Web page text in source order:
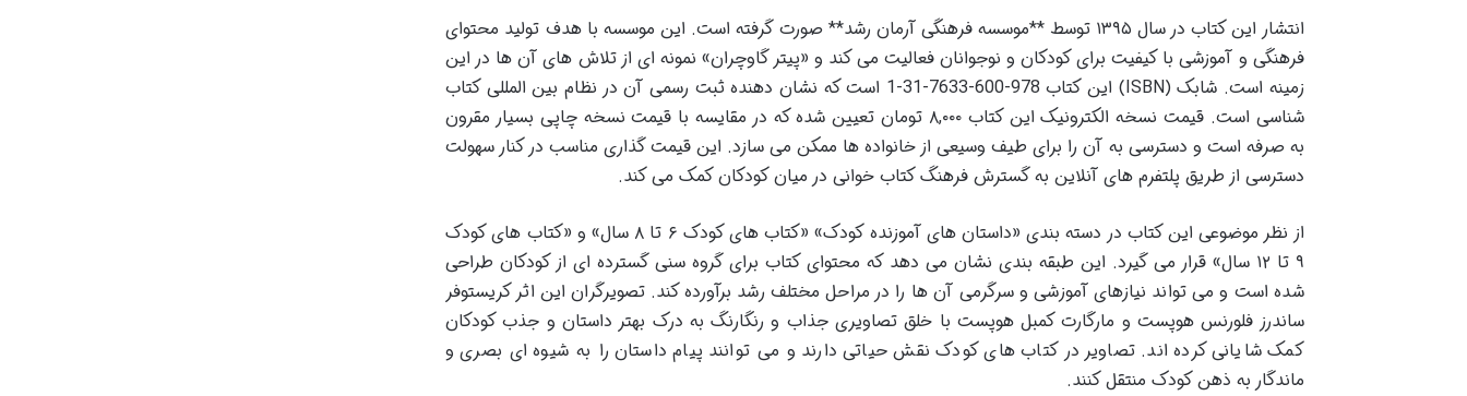
انتشار این کتاب در سال ۱۳۹۵ توسط **موسسه فرهنگی آرمان رشد** صورت گرفته است. این موسسه با هدف تولید محتوای
فرهنگی و آموزشی با کیفیت برای کودکان و نوجوانان فعالیت می کند و «پیتر گاوچران» نمونه ای از تلاش های آن ها در این
زمینه است. شابک (ISBN) این کتاب 978-600-7633-31-1 است که نشان دهنده ثبت رسمی آن در نظام بین المللی کتاب
شناسی است. قیمت نسخه الکترونیک این کتاب ۸,۰۰۰ تومان تعیین شده که در مقایسه با قیمت نسخه چاپی بسیار مقرون
به صرفه است و دسترسی به آن را برای طیف وسیعی از خانواده ها ممکن می سازد. این قیمت گذاری مناسب در کنار سهولت
دسترسی از طریق پلتفرم های آنلاین به گسترش فرهنگ کتاب خوانی در میان کودکان کمک می کند.
از نظر موضوعی این کتاب در دسته بندی «داستان های آموزنده کودک» «کتاب های کودک ۶ تا ۸ سال» و «کتاب های کودک
۹ تا ۱۲ سال» قرار می گیرد. این طبقه بندی نشان می دهد که محتوای کتاب برای گروه سنی گسترده ای از کودکان طراحی
شده است و می تواند نیازهای آموزشی و سرگرمی آن ها را در مراحل مختلف رشد برآورده کند. تصویرگران این اثر کریستوفر
ساندرز فلورنس هوپست و مارگارت کمبل هوپست با خلق تصاویری جذاب و رنگارنگ به درک بهتر داستان و جذب کودکان
کمک شایانی کرده اند. تصاویر در کتاب های کودک نقش حیاتی دارند و می توانند پیام داستان را به شیوه ای بصری و
ماندگار به ذهن کودک منتقل کنند.